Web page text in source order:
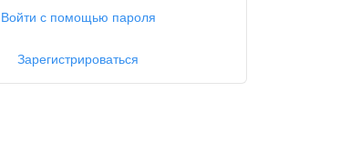
Войти с помощью пароля
Зарегистрироваться